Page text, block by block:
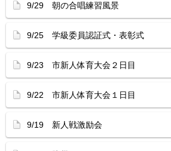
9/29 朝の合唱練習風景
9/25 学級委員認証式・表彰式
9/23 市新人体育大会２日目
9/22 市新人体育大会１日目
9/19 新人戦激励会